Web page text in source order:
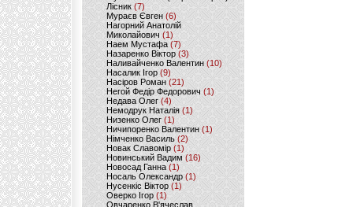
Лісник (7)
Мураєв Євген(6)
Нагорний Анатолій
Миколайович (1)
Наем Мустафа (7)
Назаренко Віктор (3)
Наливайченко Валентин (10)
Насалик Ігор(9)
Насіров Роман (21)
Негой Федір Федорович(1)
Недава Олег(4)
Немодрук Наталія(1)
Низенко Олег (1)
Ничипоренко Валентин (1)
Німченко Василь (2)
Новак Славомір (1)
Новинський Вадим (16)
Новосад Ганна (1)
Носаль Олександр (1)
Нусенкіс Віктор (1)
Оверко Ігор (1)
Овчаренко В'ячеслав